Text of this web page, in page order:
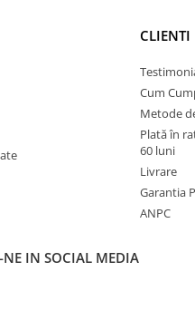
CLIENTI
Cum
Metode
Plată în
60 luni
Livrare
Garantia
ANPC
NE IN SOCIAL MEDIA